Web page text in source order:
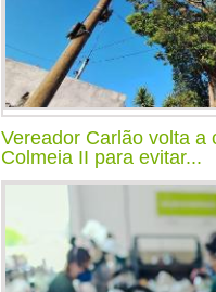
Vereador Carlão volta a
Colmeia II para evitar...